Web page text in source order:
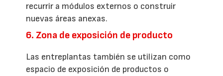
recurrir a módulos externos o construir
nuevas áreas anexas.
6. Zona de exposición de producto
Las entreplantas también se utilizan como
espacio de exposición de productos o